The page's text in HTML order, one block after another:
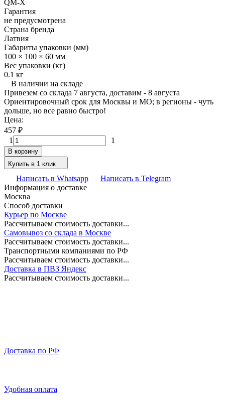
QM-X
Гарантия
не предусмотрена
Страна бренда
Латвия
Габариты упаковки (мм)
100 × 100 × 60 мм
Вес упаковки (кг)
0.1 кг
В наличии на складе
Привезем со склада 7 августа, доставим - 8 августа
Ориентировочный срок для Москвы и МО; в регионы - чуть
дольше, но все равно быстро!
Цена:
457 ₽
1
1
В корзину
Купить в 1 клик
Написать в Whatsapp
Написать в Telegram
Информация о доставке
Москва
Способ доставки
Курьер по Москве
Рассчитываем стоимость доставки...
Самовывоз со склада в Москве
Рассчитываем стоимость доставки...
Транспортными компаниями по РФ
Рассчитываем стоимость доставки...
Доставка в ПВЗ Яндекс
Рассчитываем стоимость доставки...
Доставка по РФ
Удобная оплата